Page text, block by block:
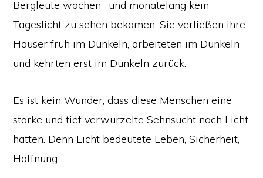
Bergleute wochen- und monatelang kein
Tageslicht zu sehen bekamen. Sie verließen ihre
Häuser früh im Dunkeln, arbeiteten im Dunkeln
und kehrten erst im Dunkeln zurück.
Es ist kein Wunder, dass diese Menschen eine
starke und tief verwurzelte Sehnsucht nach Licht
hatten. Denn Licht bedeutete Leben, Sicherheit,
Hoffnung.